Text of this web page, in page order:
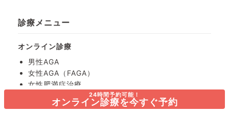
24時間予約可能！
オンライン診療を今すぐ予約
診療メニュー
オンライン診療
男性AGA
女性AGA（FAGA）
女性肥満症治療
ピル診療